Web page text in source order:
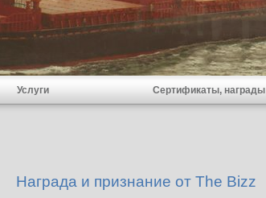
Услуги Сертификаты, награды
Награда и признание от The Bizz